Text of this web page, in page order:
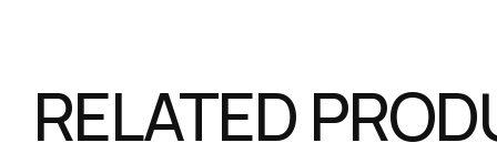
RELATED